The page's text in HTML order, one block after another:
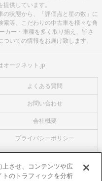
供しています。
状態から、「評価点と星の数」に
索等、こだわりの中古車を様々な角
カー・車種を多く取り揃え、皆さ
いての情報をお届け致します。
オークネット.jp
よくある質問
お問い合わせ
会社概要
プライバシーポリシー
させ、コンテンツや広
のトラフィックを分析